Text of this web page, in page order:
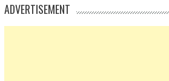
ADVERTISEMENT